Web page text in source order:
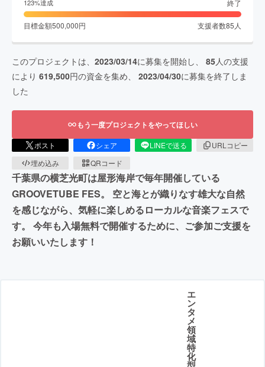
123%達成 終了
目標金額500,000円 支援者数85 人
このプロジェクトは、 2023/03/14に募集を開始し、 85人の支援
により 619,500円の資金を集め、 2023/04/30に募集を終了しま
した
もう一度プロジェクトをやってほしい
ポスト シェア LINEで送る
URLコピー
埋め込み
QRコード
千葉県の横芝光町は屋形海岸で毎年開催している
GROOVETUBE FES。 空と海とが織りなす雄大な自然
を感じながら、気軽に楽しめるローカルな音楽フェスで
す。 今年も入場無料で開催するために、ご参加ご支援を
お願いいたします！
エ
ン
タ
メ
領
域
特
化